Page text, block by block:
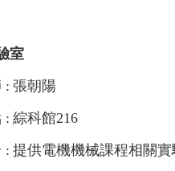
室
: 張朝陽
綜科館216
提供電機機械課程相關實